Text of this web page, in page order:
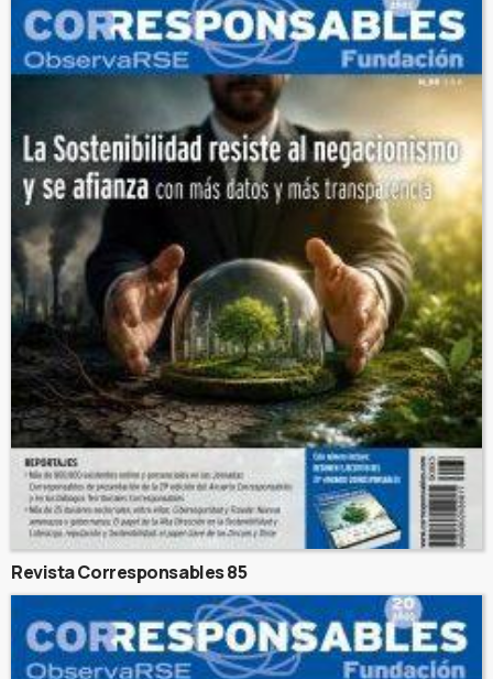
Revista Corresponsables 85